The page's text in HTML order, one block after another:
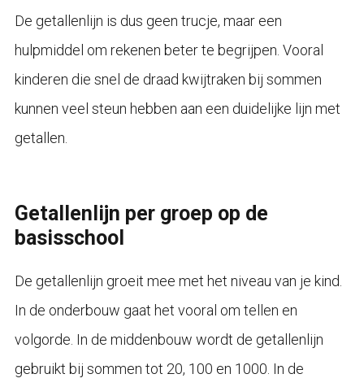
De getallenlijn is dus geen trucje, maar een
hulpmiddel om rekenen beter te begrijpen. Vooral
kinderen die snel de draad kwijtraken bij sommen
kunnen veel steun hebben aan een duidelijke lijn met
getallen.
Getallenlijn per groep op de
basisschool
De getallenlijn groeit mee met het niveau van je kind.
In de onderbouw gaat het vooral om tellen en
volgorde. In de middenbouw wordt de getallenlijn
gebruikt bij sommen tot 20, 100 en 1000. In de